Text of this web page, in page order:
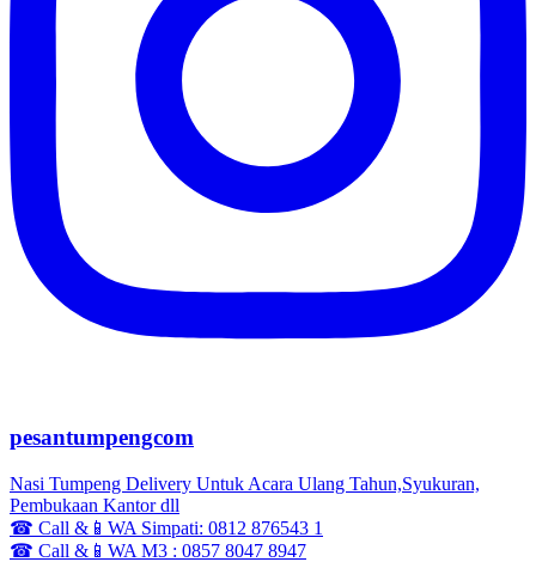
pesantumpengcom
Nasi Tumpeng Delivery Untuk Acara Ulang Tahun,Syukuran,
Pembukaan Kantor dll
☎ Call &📱WA Simpati: 0812 876543 1
☎ Call &📱WA M3 : 0857 8047 8947